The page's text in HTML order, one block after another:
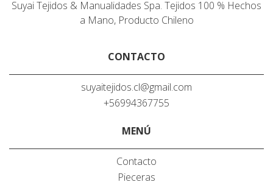
Suyai Tejidos & Manualidades Spa. Tejidos 100 % Hechos
a Mano, Producto Chileno
CONTACTO
suyaitejidos.cl@gmail.com
+56994367755
MENÚ
Contacto
Pieceras